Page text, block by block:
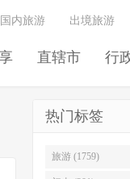
直辖市 行
国内旅游 出境旅游
热门标签
旅游 (1759)